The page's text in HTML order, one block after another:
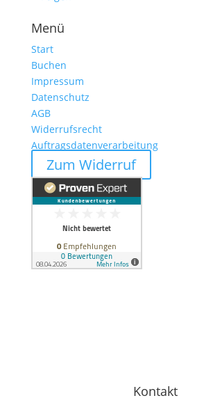
Menü
Start
Buchen
Impressum
Datenschutz
AGB
Widerrufsrecht
Auftragsdatenverarbeitung
Zum Widerruf
Kontakt